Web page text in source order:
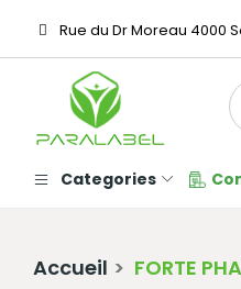
Rue du Dr Moreau 4000
Categories
Accueil FORTE